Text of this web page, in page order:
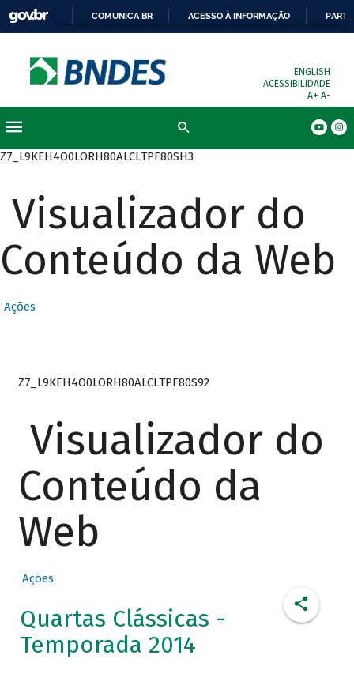
COMUNICA BR ACESSO À INFORMAÇÃO
ENGLISH
ACESSIBILIDADE
A+ A-
Z7_L9KEH4O0LORH80ALCLTPF80SH3
Visualizador do
Conteúdo da Web
Ações
Z7_L9KEH4O0LORH80ALCLTPF80S92
Visualizador do
Conteúdo da
Web
Ações
Quartas Clássicas -
Temporada 2014